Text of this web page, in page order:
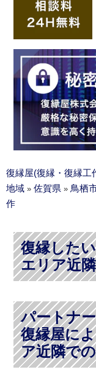
復縁屋(復縁・復縁工
地域 » 佐賀県 » 鳥栖
作
復縁した
エリア近
パートナ
復縁屋に
ア近隣で